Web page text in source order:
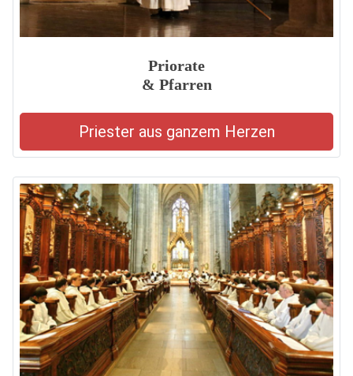
Priorate
& Pfarren
Priester aus ganzem Herzen